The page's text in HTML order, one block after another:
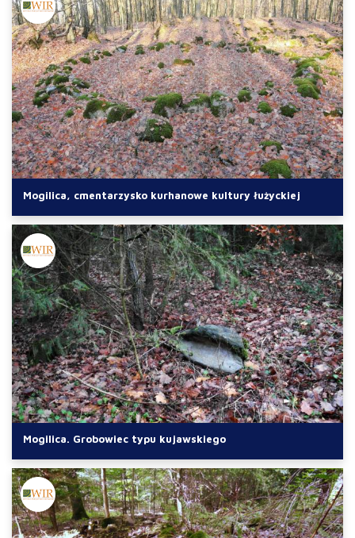
Mogilica, cmentarzysko kurhanowe kultury łużyckiej
Mogilica. Grobowiec typu kujawskiego